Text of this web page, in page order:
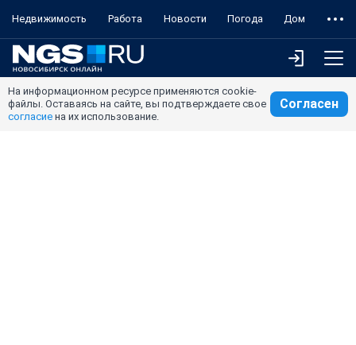
Недвижимость Работа Новости Погода Дом
На информационном ресурсе применяются cookie-
файлы. Оставаясь на сайте, вы подтверждаете свое
согласие на их использование.
Согласен